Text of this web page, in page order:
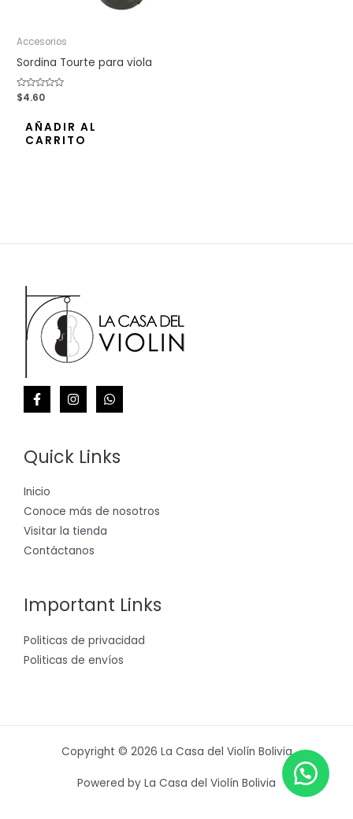
Accesorios
Sordina Tourte para viola
Valorado
con
$4.60
AÑADIR AL
CARRITO
Quick Links
Inicio
Conoce más de nosotros
Visitar la tienda
Contáctanos
Important Links
Politicas de privacidad
Politicas de envíos
Copyright © 2026 La Casa del Violín Bolivia
Powered by La Casa del Violín Bolivia